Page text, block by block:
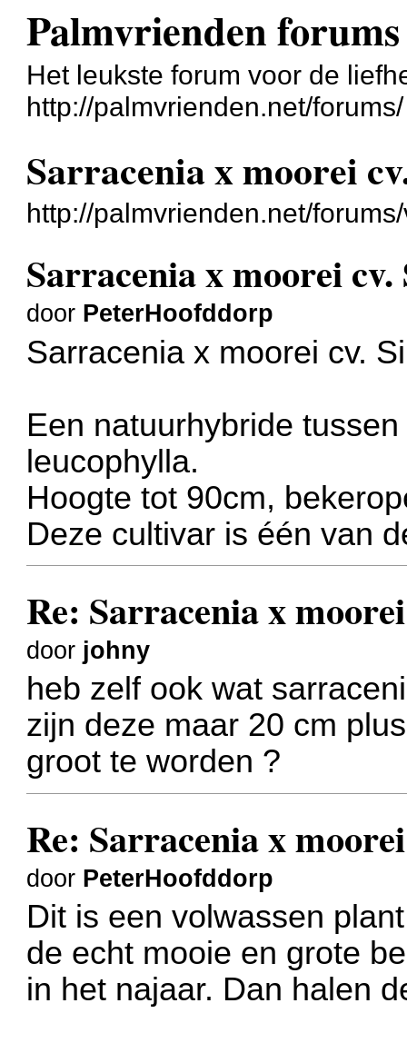
Palmvrienden forums
Het leukste forum voor de
http://palmvrienden.net/forums/
Sarracenia x moorei
http://palmvrienden.net/
Sarracenia x moorei
door PeterHoofddorp
Sarracenia x moorei cv.
Een natuurhybride
leucophylla.
Hoogte tot 90cm,
Deze cultivar is één van
Re: Sarracenia x
door johny
heb zelf ook wat
zijn deze maar 20 cm
groot te worden ?
Re: Sarracenia x
door PeterHoofddorp
Dit is een volwassen
de echt mooie en grote
in het najaar. Dan halen